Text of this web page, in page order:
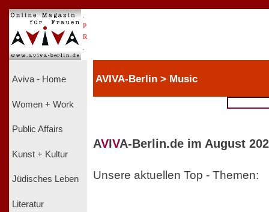
P
R
Aviva - Home
Women + Work
Public Affairs
Kunst + Kultur
Jüdisches Leben
Literatur
AVIVA-Berlin > Music
AVIVA-Berlin.de im August
Unsere aktuellen Top - Themen: